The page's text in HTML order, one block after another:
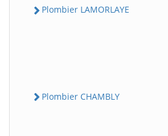
Plombier LAMORLAYE
Plombier CHAMBLY